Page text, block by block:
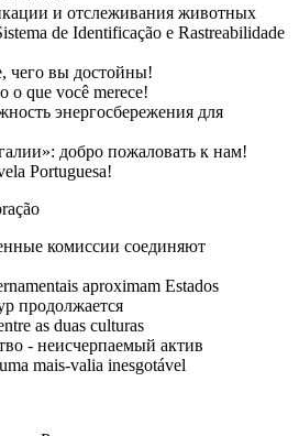
и отслеживания животных
de Identificação e Rastreabilidade
чего вы достойны!
o que você merece!
энергосбережения для
добро пожаловать к нам!
Portuguesa!
комиссии соединяют
aproximam Estados
продолжается
as duas culturas
- неисчерпаемый актив
mais-valia inesgotável